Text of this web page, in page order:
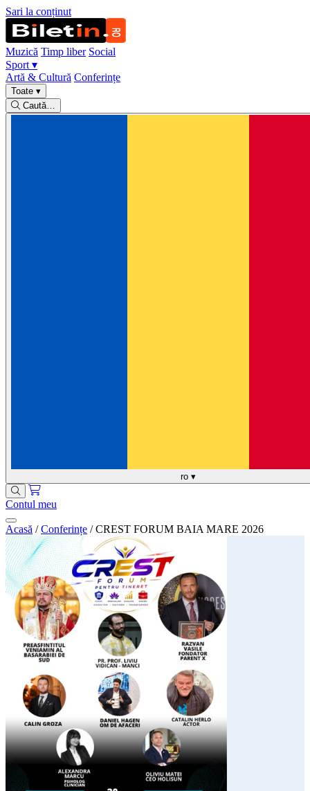
Sari la conținut
Muzică Timp liber Social
Sport ▾
Artă & Cultură Conferințe
Toate ▾
Caută…
ro ▾
Contul meu
Acasă / Conferințe / CREST FORUM BAIA MARE 2026